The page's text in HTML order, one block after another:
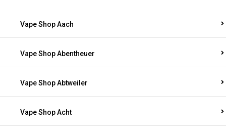
Vape Shop Aach
Vape Shop Abentheuer
Vape Shop Abtweiler
Vape Shop Acht